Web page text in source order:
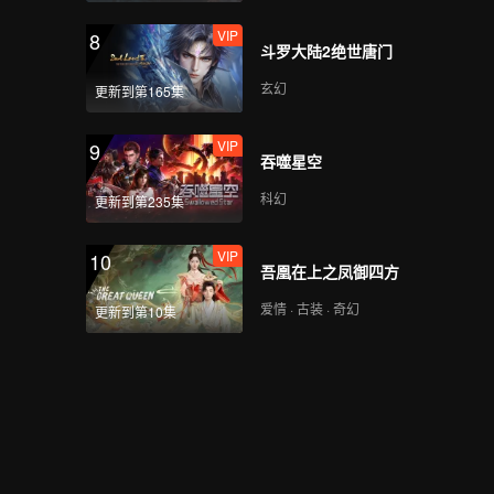
8
更新到第165集
VIP
斗罗大陆2绝世唐门
玄幻
9
更新到第235集
VIP
吞噬星空
科幻
10
更新到第10集
VIP
吾凰在上之凤御四方
爱情 · 古装 · 奇幻